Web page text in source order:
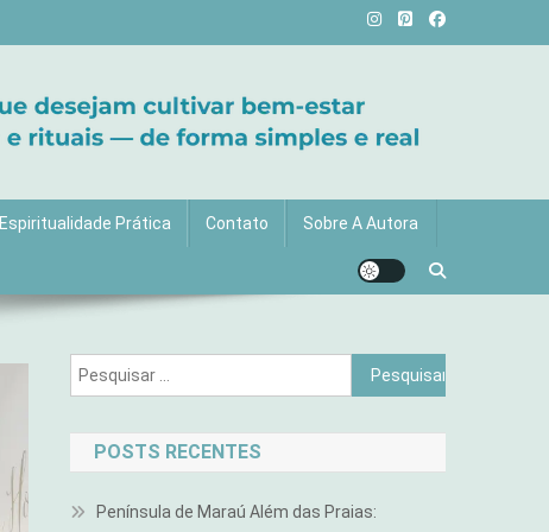
Espiritualidade Prática Contato Sobre A Autora
Pesquisar
por:
POSTS RECENTES
Península de Maraú Além das Praias: